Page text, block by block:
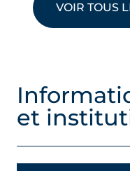
VOIR TOUS
et